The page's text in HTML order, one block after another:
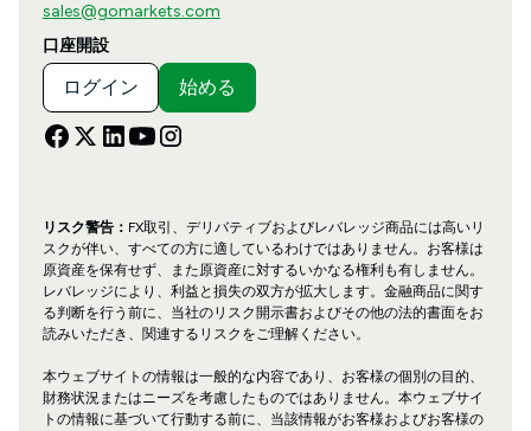
sales@gomarkets.com
口座開設
ログイン 始める
リスク警告： FX取引、デリバティブおよびレバレッジ商品には高いリ
スクが伴い、すべての方に適しているわけではありません。お客様は
原資産を保有せず、また原資産に対するいかなる権利も有しません。
レバレッジにより、利益と損失の双方が拡大します。金融商品に関す
る判断を行う前に、当社のリスク開示書およびその他の法的書面をお
読みいただき、関連するリスクをご理解ください。
本ウェブサイトの情報は一般的な内容であり、お客様の個別の目的、
財務状況またはニーズを考慮したものではありません。本ウェブサイ
トの情報に基づいて行動する前に、当該情報がお客様およびお客様の